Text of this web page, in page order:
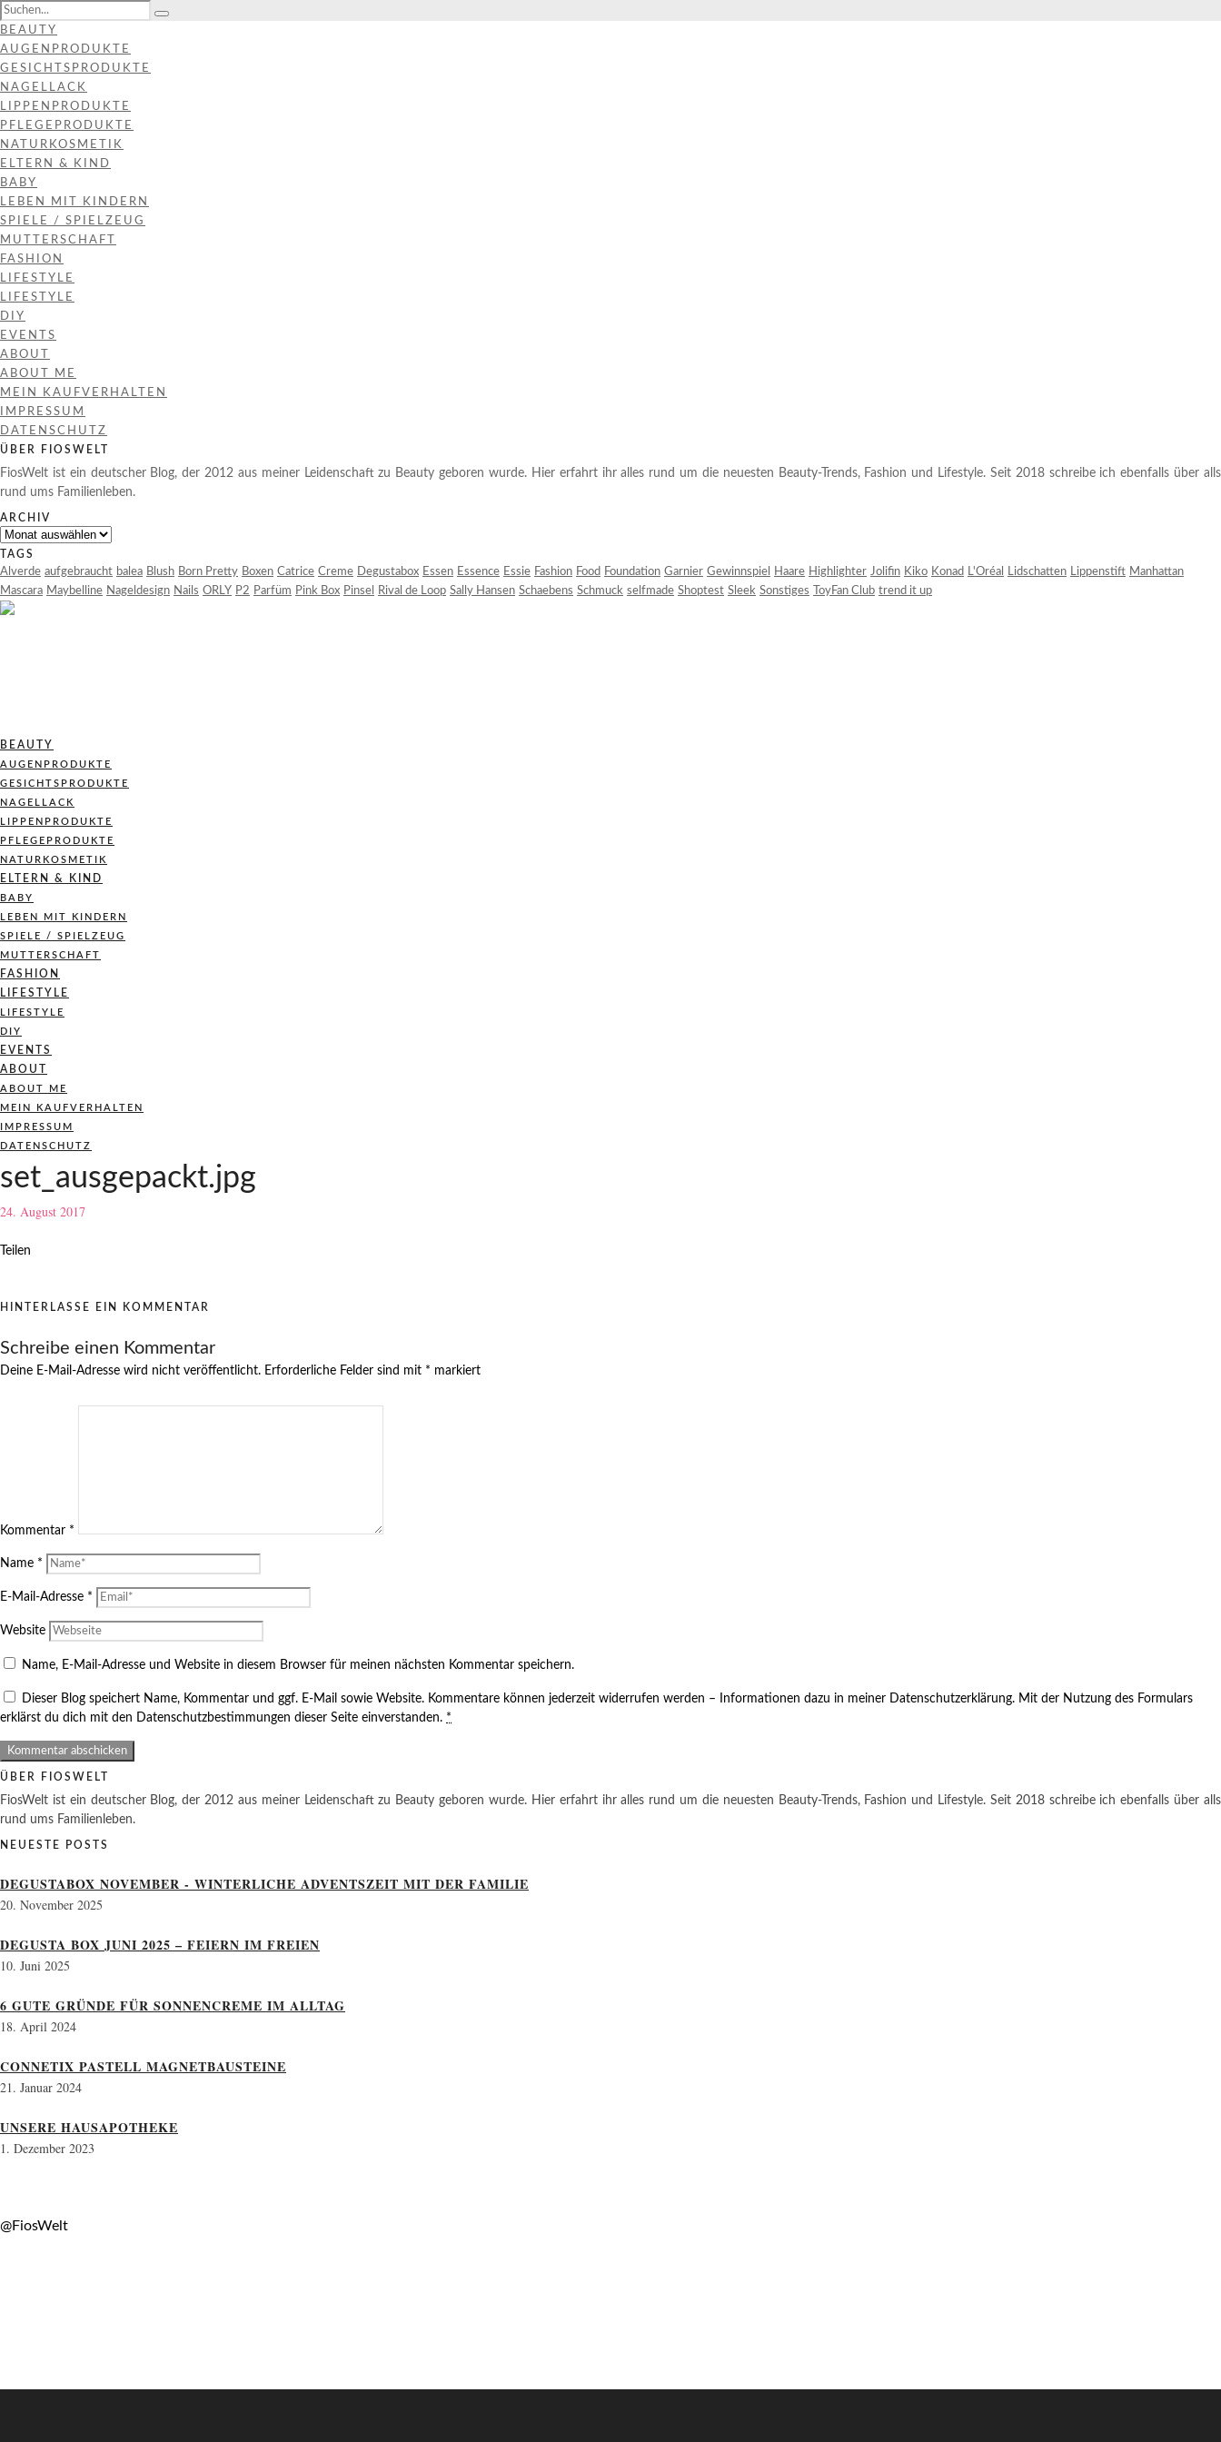
BEAUTY
AUGENPRODUKTE
GESICHTSPRODUKTE
NAGELLACK
LIPPENPRODUKTE
PFLEGEPRODUKTE
NATURKOSMETIK
ELTERN & KIND
BABY
LEBEN MIT KINDERN
SPIELE / SPIELZEUG
MUTTERSCHAFT
FASHION
LIFESTYLE
LIFESTYLE
DIY
EVENTS
ABOUT
ABOUT ME
MEIN KAUFVERHALTEN
IMPRESSUM
DATENSCHUTZ
ÜBER FIOSWELT
FiosWelt ist ein deutscher Blog, der 2012 aus meiner Leidenschaft zu Beauty geboren wurde. Hier erfahrt ihr alles rund um die neuesten Beauty-Trends, Fashion und Lifestyle. Seit 2018 schreibe ich ebenfalls über alls
rund ums Familienleben.
ARCHIV
Archiv
TAGS
Alverde aufgebraucht balea Blush Born Pretty Boxen Catrice Creme Degustabox Essen Essence Essie Fashion Food Foundation Garnier Gewinnspiel Haare Highlighter Jolifin Kiko Konad L'Oréal Lidschatten Lippenstift Manhattan
Mascara Maybelline Nageldesign Nails ORLY P2 Parfüm Pink Box Pinsel Rival de Loop Sally Hansen Schaebens Schmuck selfmade Shoptest Sleek Sonstiges ToyFan Club trend it up
BEAUTY
AUGENPRODUKTE
GESICHTSPRODUKTE
NAGELLACK
LIPPENPRODUKTE
PFLEGEPRODUKTE
NATURKOSMETIK
ELTERN & KIND
BABY
LEBEN MIT KINDERN
SPIELE / SPIELZEUG
MUTTERSCHAFT
FASHION
LIFESTYLE
LIFESTYLE
DIY
EVENTS
ABOUT
ABOUT ME
MEIN KAUFVERHALTEN
IMPRESSUM
DATENSCHUTZ
set_ausgepackt.jpg
24. August 2017
Teilen
HINTERLASSE EIN KOMMENTAR
Schreibe einen Kommentar
Deine E-Mail-Adresse wird nicht veröffentlicht. Erforderliche Felder sind mit * markiert
Kommentar *
Name *
E-Mail-Adresse *
Website
Name, E-Mail-Adresse und Website in diesem Browser für meinen nächsten Kommentar speichern.
Dieser Blog speichert Name, Kommentar und ggf. E-Mail sowie Website. Kommentare können jederzeit widerrufen werden – Informationen dazu in meiner Datenschutzerklärung. Mit der Nutzung des Formulars
erklärst du dich mit den Datenschutzbestimmungen dieser Seite einverstanden. *
ÜBER FIOSWELT
FiosWelt ist ein deutscher Blog, der 2012 aus meiner Leidenschaft zu Beauty geboren wurde. Hier erfahrt ihr alles rund um die neuesten Beauty-Trends, Fashion und Lifestyle. Seit 2018 schreibe ich ebenfalls über alls
rund ums Familienleben.
NEUESTE POSTS
DEGUSTABOX NOVEMBER - WINTERLICHE ADVENTSZEIT MIT DER FAMILIE
20. November 2025
DEGUSTA BOX JUNI 2025 – FEIERN IM FREIEN
10. Juni 2025
6 GUTE GRÜNDE FÜR SONNENCREME IM ALLTAG
18. April 2024
CONNETIX PASTELL MAGNETBAUSTEINE
21. Januar 2024
UNSERE HAUSAPOTHEKE
1. Dezember 2023
@FiosWelt